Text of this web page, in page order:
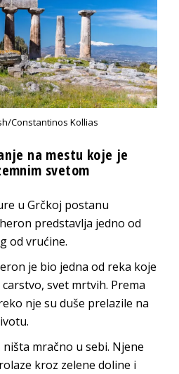
Constantinos Kollias
na mestu koje je
svetom
u Grčkoj postanu
predstavlja jedno od
od vrućine.
je bio jedna od reka koje
svet mrtvih. Prema
nje su duše prelazile na
mračno u sebi. Njene
kroz zelene doline i